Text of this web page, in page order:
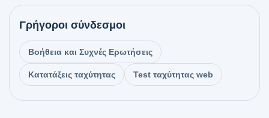
Γρήγοροι σύνδεσμοι
Βοήθεια και Συχνές Ερωτήσεις
Κατατάξεις ταχύτητας Test ταχύτητας web